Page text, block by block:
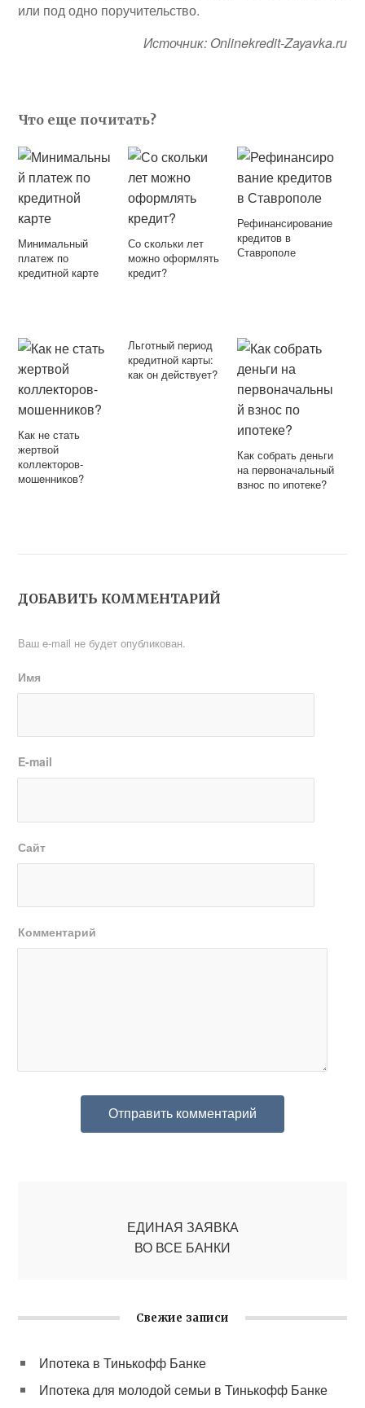
или под одно поручительство.
Источник: Onlinekredit-Zayavka.ru
Что еще почитать?
Минимальный
платеж по
кредитной карте
Со скольки лет
можно оформлять
кредит?
Рефинансирование
кредитов в
Ставрополе
Как не стать
жертвой
коллекторов-
мошенников?
Льготный период
кредитной карты:
как он действует?
Как собрать деньги
на первоначальный
взнос по ипотеке?
ДОБАВИТЬ КОММЕНТАРИЙ
Ваш e-mail не будет опубликован.
Имя
E-mail
Сайт
Комментарий
ЕДИНАЯ ЗАЯВКА
ВО ВСЕ БАНКИ
Свежие записи
Ипотека в Тинькофф Банке
Ипотека для молодой семьи в Тинькофф Банке